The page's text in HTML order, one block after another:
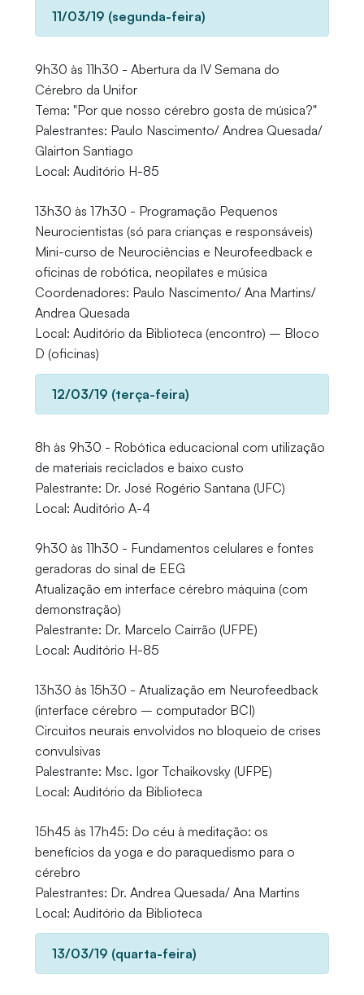
11/03/19 (segunda-feira)
9h30 às 11h30 - Abertura da IV Semana do
Cérebro da Unifor
Tema: "Por que nosso cérebro gosta de música?"
Palestrantes: Paulo Nascimento/ Andrea Quesada/
Glairton Santiago
Local: Auditório H-85
13h30 às 17h30 - Programação Pequenos
Neurocientistas (só para crianças e responsáveis)
Mini-curso de Neurociências e Neurofeedback e
oficinas de robótica, neopilates e música
Coordenadores: Paulo Nascimento/ Ana Martins/
Andrea Quesada
Local: Auditório da Biblioteca (encontro) – Bloco
D (oficinas)
12/03/19 (terça-feira)
8h às 9h30 - Robótica educacional com utilização
de materiais reciclados e baixo custo
Palestrante: Dr. José Rogério Santana (UFC)
Local: Auditório A-4
9h30 às 11h30 - Fundamentos celulares e fontes
geradoras do sinal de EEG
Atualização em interface cérebro máquina (com
demonstração)
Palestrante: Dr. Marcelo Cairrão (UFPE)
Local: Auditório H-85
13h30 às 15h30 - Atualização em Neurofeedback
(interface cérebro – computador BCI)
Circuitos neurais envolvidos no bloqueio de crises
convulsivas
Palestrante: Msc. Igor Tchaikovsky (UFPE)
Local: Auditório da Biblioteca
15h45 às 17h45: Do céu à meditação: os
benefícios da yoga e do paraquedismo para o
cérebro
Palestrantes: Dr. Andrea Quesada/ Ana Martins
Local: Auditório da Biblioteca
13/03/19 (quarta-feira)